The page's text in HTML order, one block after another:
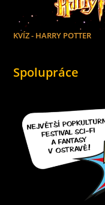
KVÍZ - HARRY POTTER
Spolupráce